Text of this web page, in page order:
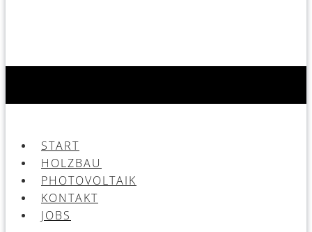
START
HOLZBAU
PHOTOVOLTAIK
KONTAKT
JOBS